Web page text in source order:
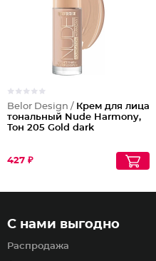
Belor Design / Крем для лица
тональный Nude Harmony,
Тон 205 Gold dark
427 ₽
С нами выгодно
Распродажа